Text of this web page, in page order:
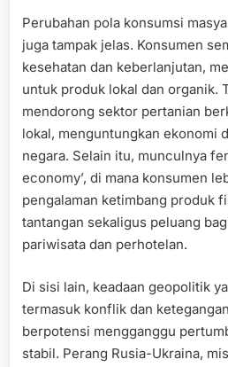
Perubahan pola konsumsi
juga tampak jelas. Konsumen
kesehatan dan keberlanjutan,
untuk produk lokal dan organik.
mendorong sektor pertanian
lokal, menguntungkan ekonomi
negara. Selain itu, munculnya
economy’, di mana konsumen
pengalaman ketimbang produk
tantangan sekaligus peluang
pariwisata dan perhotelan.
Di sisi lain, keadaan geopolitik
termasuk konflik dan
berpotensi mengganggu
stabil. Perang Rusia-Ukraina,